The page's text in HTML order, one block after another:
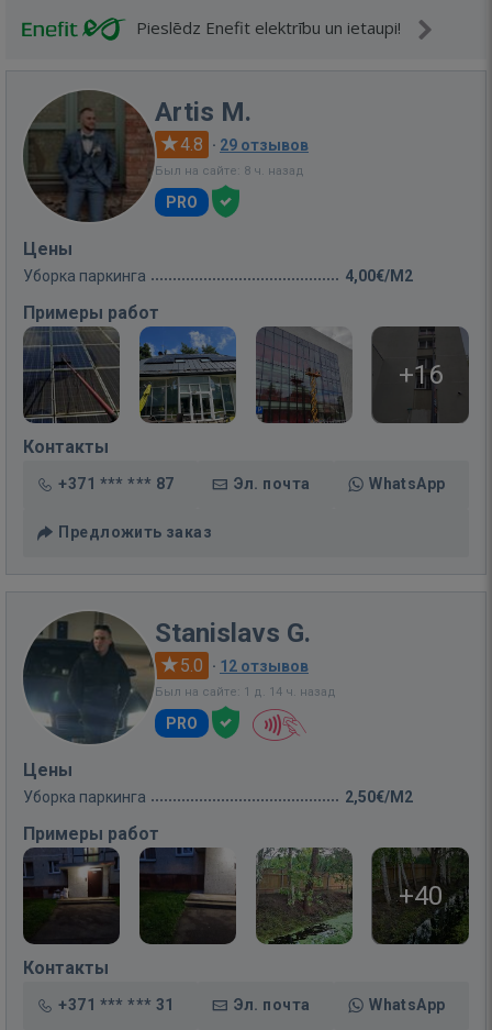
Pieslēdz Enefit elektrību un ietaupi!
Artis M.
4.8 · 29 отзывов
Был на сайте: 8 ч. назад
PRO
Цены
Уборка паркинга 4,00€/M2
Примеры работ
+16
Контакты
+371 *** *** 87 Эл. почта WhatsApp
Предложить заказ
Stanislavs G.
5.0 · 12 отзывов
Был на сайте: 1 д. 14 ч. назад
PRO
Цены
Уборка паркинга 2,50€/M2
Примеры работ
+40
Контакты
+371 *** *** 31 Эл. почта WhatsApp